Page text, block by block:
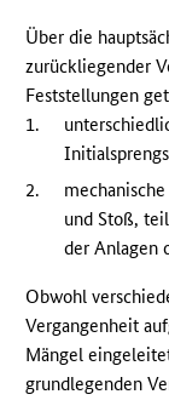
Über die
zurückliegender
Feststellungen
1.
2.
und Stoß,
der Anlagen
Obwohl
Vergangenheit
Mängel
grundlegenden